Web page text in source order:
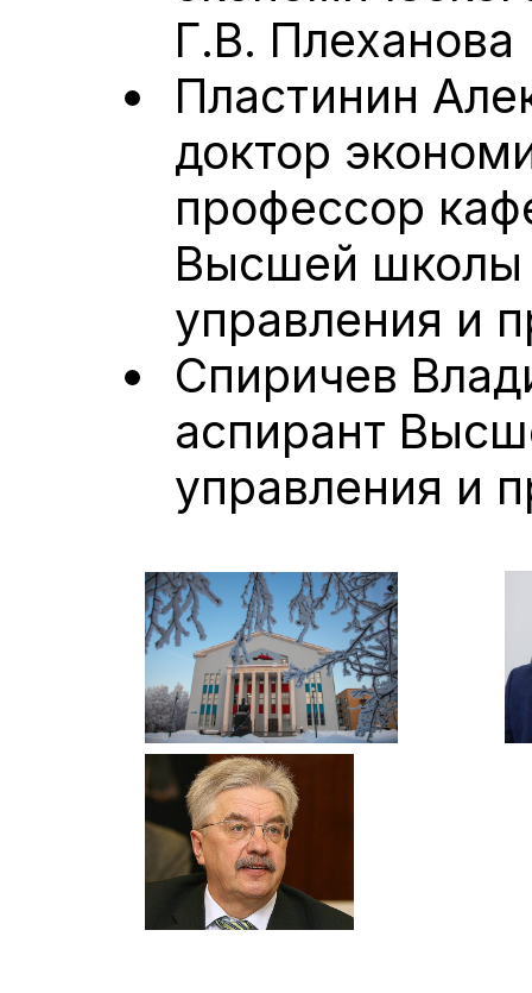
Г.В.
Пластинин
доктор
профессор
Высшей школы
управления и
Спиричев
аспирант
управления и